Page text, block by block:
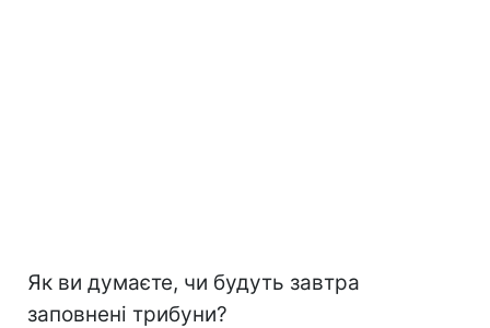
Як ви думаєте, чи будуть завтра
заповнені трибуни?